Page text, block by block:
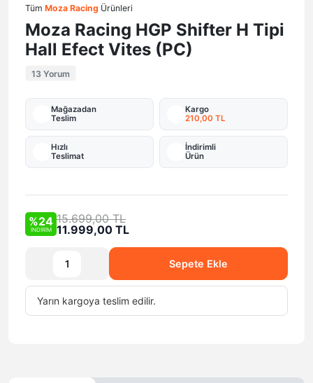
Tüm Moza Racing Ürünleri
Moza Racing HGP Shifter H Tipi
Hall Efect Vites (PC)
13 Yorum
Mağazadan
Teslim
Kargo
210,00 TL
Hızlı
Teslimat
İndirimli
Ürün
%24
İNDİRİM
15.699,00 TL
11.999,00 TL
Sepete Ekle
Yarın kargoya teslim edilir.